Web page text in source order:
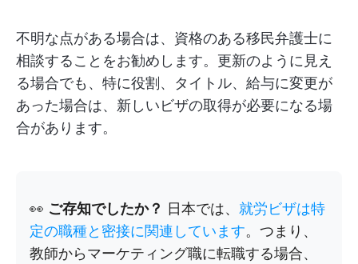
不明な点がある場合は、資格のある移民弁護士に
相談することをお勧めします。更新のように見え
る場合でも、特に役割、タイトル、給与に変更が
あった場合は、新しいビザの取得が必要になる場
合があります。
👀 ご存知でしたか？ 日本では、 就労ビザは特
定の職種と密接に関連しています。つまり、
教師からマーケティング職に転職する場合、